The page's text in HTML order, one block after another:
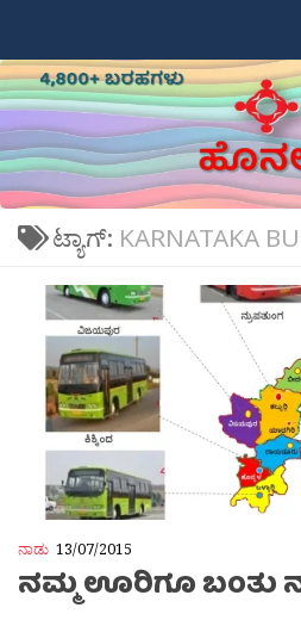
ಟ್ಯಾಗ್: KARNATAKA
ನಾಡು 13/07/2015
ನಮ್ಮ ಊರಿಗೂ ಬಂತು